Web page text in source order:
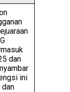
dan
ini